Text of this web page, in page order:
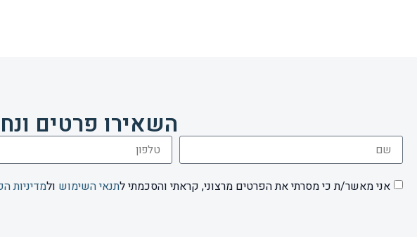
השאירו פרטים
אני מאשר/ת כי מסרתי את הפרטים מרצוני, קראתי והסכמתי לתנאי השימוש ולמדיניות